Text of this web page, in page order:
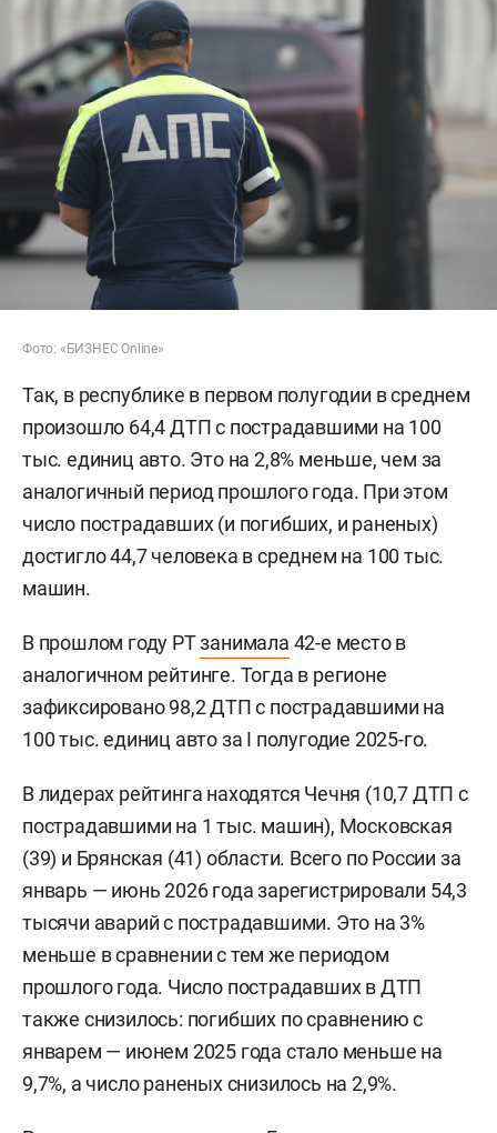
Фото: «БИЗНЕС Online»
Так, в республике в первом полугодии в среднем
произошло 64,4 ДТП с пострадавшими на 100
тыс. единиц авто. Это на 2,8% меньше, чем за
аналогичный период прошлого года. При этом
число пострадавших (и погибших, и раненых)
достигло 44,7 человека в среднем на 100 тыс.
машин.
В прошлом году РТзанимала 42-е место в
аналогичном рейтинге. Тогда в регионе
зафиксировано 98,2 ДТП с пострадавшими на
100 тыс. единиц авто за I полугодие 2025-го.
В лидерах рейтинга находятся Чечня (10,7 ДТП с
пострадавшими на 1 тыс. машин), Московская
(39) и Брянская (41) области. Всего по России за
январь — июнь 2026 года зарегистрировали 54,3
тысячи аварий с пострадавшими. Это на 3%
меньше в сравнении с тем же периодом
прошлого года. Число пострадавших в ДТП
также снизилось: погибших по сравнению с
январем — июнем 2025 года стало меньше на
9,7%, а число раненых снизилось на 2,9%.